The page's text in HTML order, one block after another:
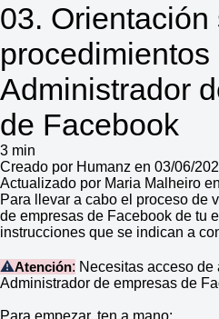
03. Orientación
procedimientos
Administrador
de Facebook
3 min
Creado por Humanz en 03/06/
Actualizado por Maria Malheiro
Para llevar a cabo el proceso de
de empresas de Facebook de tu
instrucciones que se indican a
⚠️Atención: Necesitas acceso de
Administrador de empresas de
Para empezar, ten a mano: